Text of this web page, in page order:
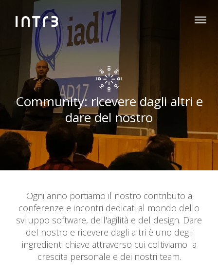
Community: ricevere dagli altri e
dare del nostro
Ogni anno portiamo il nostro contributo a
conferenze e incontri dedicati al mondo dello
sviluppo software, dell'agilità e del design. Dare
del nostro e ricevere dagli altri è uno degli
ingredienti chiave attraverso cui coltiviamo la
crescita personale e dei nostri team.